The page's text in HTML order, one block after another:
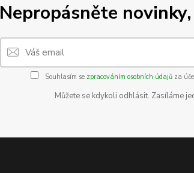
Nepropásněte
Souhlasím se zpracováním osobních údajůza
Můžete se kdykoli odhlásit. Zasíláme